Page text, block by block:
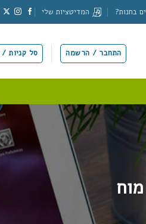
בחנות? המדיטציות שלי
התחבר / הרשמה סל קניות /